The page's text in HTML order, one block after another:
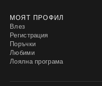
МОЯТ ПРОФИЛ
Влез
Регистрация
Поръчки
Любими
Лоялна програма